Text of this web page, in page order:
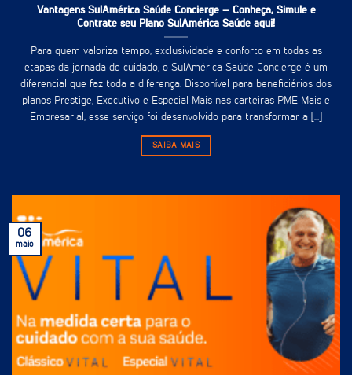
Vantagens SulAmérica Saúde Concierge – Conheça, Simule e
Contrate seu Plano SulAmérica Saúde aqui!
Para quem valoriza tempo, exclusividade e conforto em todas as
etapas da jornada de cuidado, o SulAmérica Saúde Concierge é um
diferencial que faz toda a diferença. Disponível para beneficiários dos
planos Prestige, Executivo e Especial Mais nas carteiras PME Mais e
Empresarial, esse serviço foi desenvolvido para transformar a [...]
SAIBA MAIS
06
maio